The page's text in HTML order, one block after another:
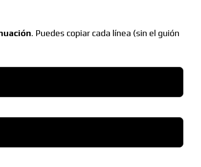
. Puedes copiar cada línea (sin el guión